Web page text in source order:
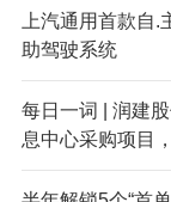
上汽通用首款自
助驾驶系统
每日一词 | 润建
息中心采购项目